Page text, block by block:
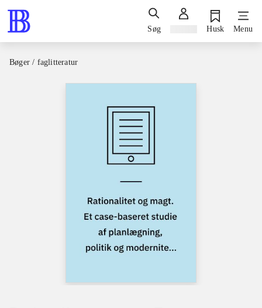
Søg Husk Menu
Bøger / faglitteratur